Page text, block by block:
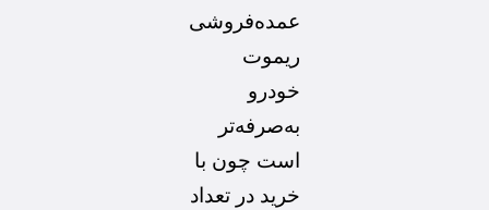
عمده‌فروشی
ریموت
خودرو
به‌صرفه‌تر
است چون با
خرید در تعداد